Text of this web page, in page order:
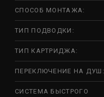
СПОСОБ МОНТАЖА:
ТИП ПОДВОДКИ:
ТИП КАРТРИДЖА:
ПЕРЕКЛЮЧЕНИЕ НА ДУШ:
СИСТЕМА БЫСТРОГО